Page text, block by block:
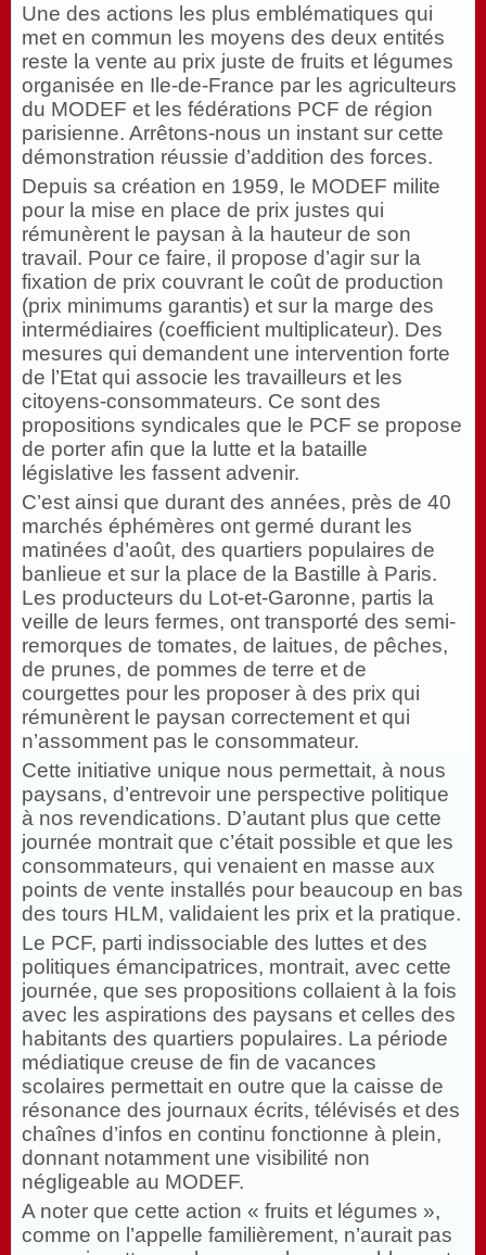
Une des actions les plus emblématiques qui
met en commun les moyens des deux entités
reste la vente au prix juste de fruits et légumes
organisée en Ile-de-France par les agriculteurs
du MODEF et les fédérations PCF de région
parisienne. Arrêtons-nous un instant sur cette
démonstration réussie d’addition des forces.
Depuis sa création en 1959, le MODEF milite
pour la mise en place de prix justes qui
rémunèrent le paysan à la hauteur de son
travail. Pour ce faire, il propose d’agir sur la
fixation de prix couvrant le coût de production
(prix minimums garantis) et sur la marge des
intermédiaires (coefficient multiplicateur). Des
mesures qui demandent une intervention forte
de l’Etat qui associe les travailleurs et les
citoyens-consommateurs. Ce sont des
propositions syndicales que le PCF se propose
de porter afin que la lutte et la bataille
législative les fassent advenir.
C’est ainsi que durant des années, près de 40
marchés éphémères ont germé durant les
matinées d’août, des quartiers populaires de
banlieue et sur la place de la Bastille à Paris.
Les producteurs du Lot-et-Garonne, partis la
veille de leurs fermes, ont transporté des semi-
remorques de tomates, de laitues, de pêches,
de prunes, de pommes de terre et de
courgettes pour les proposer à des prix qui
rémunèrent le paysan correctement et qui
n’assomment pas le consommateur.
Cette initiative unique nous permettait, à nous
paysans, d’entrevoir une perspective politique
à nos revendications. D’autant plus que cette
journée montrait que c’était possible et que les
consommateurs, qui venaient en masse aux
points de vente installés pour beaucoup en bas
des tours HLM, validaient les prix et la pratique.
Le PCF, parti indissociable des luttes et des
politiques émancipatrices, montrait, avec cette
journée, que ses propositions collaient à la fois
avec les aspirations des paysans et celles des
habitants des quartiers populaires. La période
médiatique creuse de fin de vacances
scolaires permettait en outre que la caisse de
résonance des journaux écrits, télévisés et des
chaînes d’infos en continu fonctionne à plein,
donnant notamment une visibilité non
négligeable au MODEF.
A noter que cette action « fruits et légumes »,
comme on l’appelle familièrement, n’aurait pas